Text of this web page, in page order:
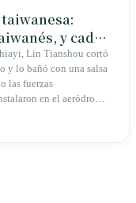
y cada
Lin Tianshou cortó
y lo bañó con una salsa
las fuerzas
en el aeródromo
a Taiwán, y ese
res al estilo
incluidos por